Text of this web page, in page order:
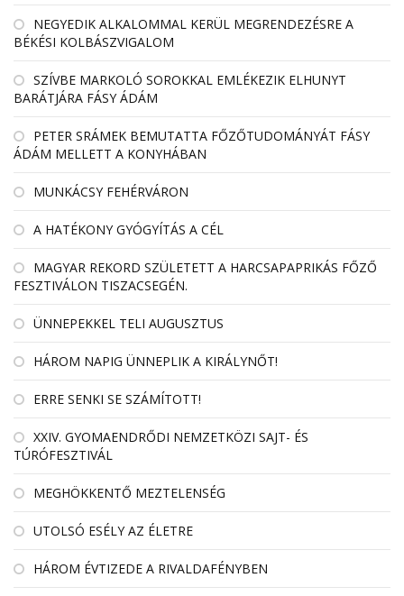
NEGYEDIK ALKALOMMAL KERÜL MEGRENDEZÉSRE A
BÉKÉSI KOLBÁSZVIGALOM
SZÍVBE MARKOLÓ SOROKKAL EMLÉKEZIK ELHUNYT
BARÁTJÁRA FÁSY ÁDÁM
PETER SRÁMEK BEMUTATTA FŐZŐTUDOMÁNYÁT FÁSY
ÁDÁM MELLETT A KONYHÁBAN
MUNKÁCSY FEHÉRVÁRON
A HATÉKONY GYÓGYÍTÁS A CÉL
MAGYAR REKORD SZÜLETETT A HARCSAPAPRIKÁS FŐZŐ
FESZTIVÁLON TISZACSEGÉN.
ÜNNEPEKKEL TELI AUGUSZTUS
HÁROM NAPIG ÜNNEPLIK A KIRÁLYNŐT!
ERRE SENKI SE SZÁMÍTOTT!
XXIV. GYOMAENDRŐDI NEMZETKÖZI SAJT- ÉS
TÚRÓFESZTIVÁL
MEGHÖKKENTŐ MEZTELENSÉG
UTOLSÓ ESÉLY AZ ÉLETRE
HÁROM ÉVTIZEDE A RIVALDAFÉNYBEN